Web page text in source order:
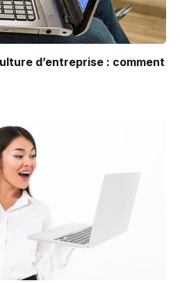
d’entreprise : comment